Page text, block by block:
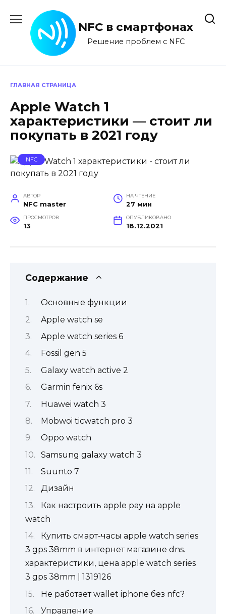
содержанию
NFC в смартфонах
Решение проблем с NFC
ГЛАВНАЯ СТРАНИЦА
Apple Watch 1
характеристики — стоит ли
покупать в 2021 году
NFC
АВТОР
NFC master
НА ЧТЕНИЕ
27 мин
ПРОСМОТРОВ
13
ОПУБЛИКОВАНО
18.12.2021
Содержание
Основные функции
Apple watch se
Apple watch series 6
Fossil gen 5
Galaxy watch active 2
Garmin fenix 6s
Huawei watch 3
Mobwoi ticwatch pro 3
Oppo watch
Samsung galaxy watch 3
Suunto 7
Дизайн
Как настроить apple pay на apple
watch
Купить смарт-часы apple watch series
3 gps 38mm в интернет магазине dns.
характеристики, цена apple watch series
3 gps 38mm | 1319126
Не работает wallet iphone без nfc?
Управление